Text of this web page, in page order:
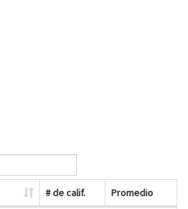
# de calif. Promedio